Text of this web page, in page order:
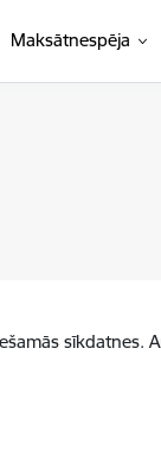
Maksātnespēja